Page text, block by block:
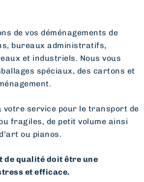
de vos déménagements de
bureaux administratifs,
et industriels. Nous vous
spéciaux, des cartons et
votre service pour le transport de
fragiles, de petit volume ainsi
ou pianos.
de qualité doit être une
et efficace.